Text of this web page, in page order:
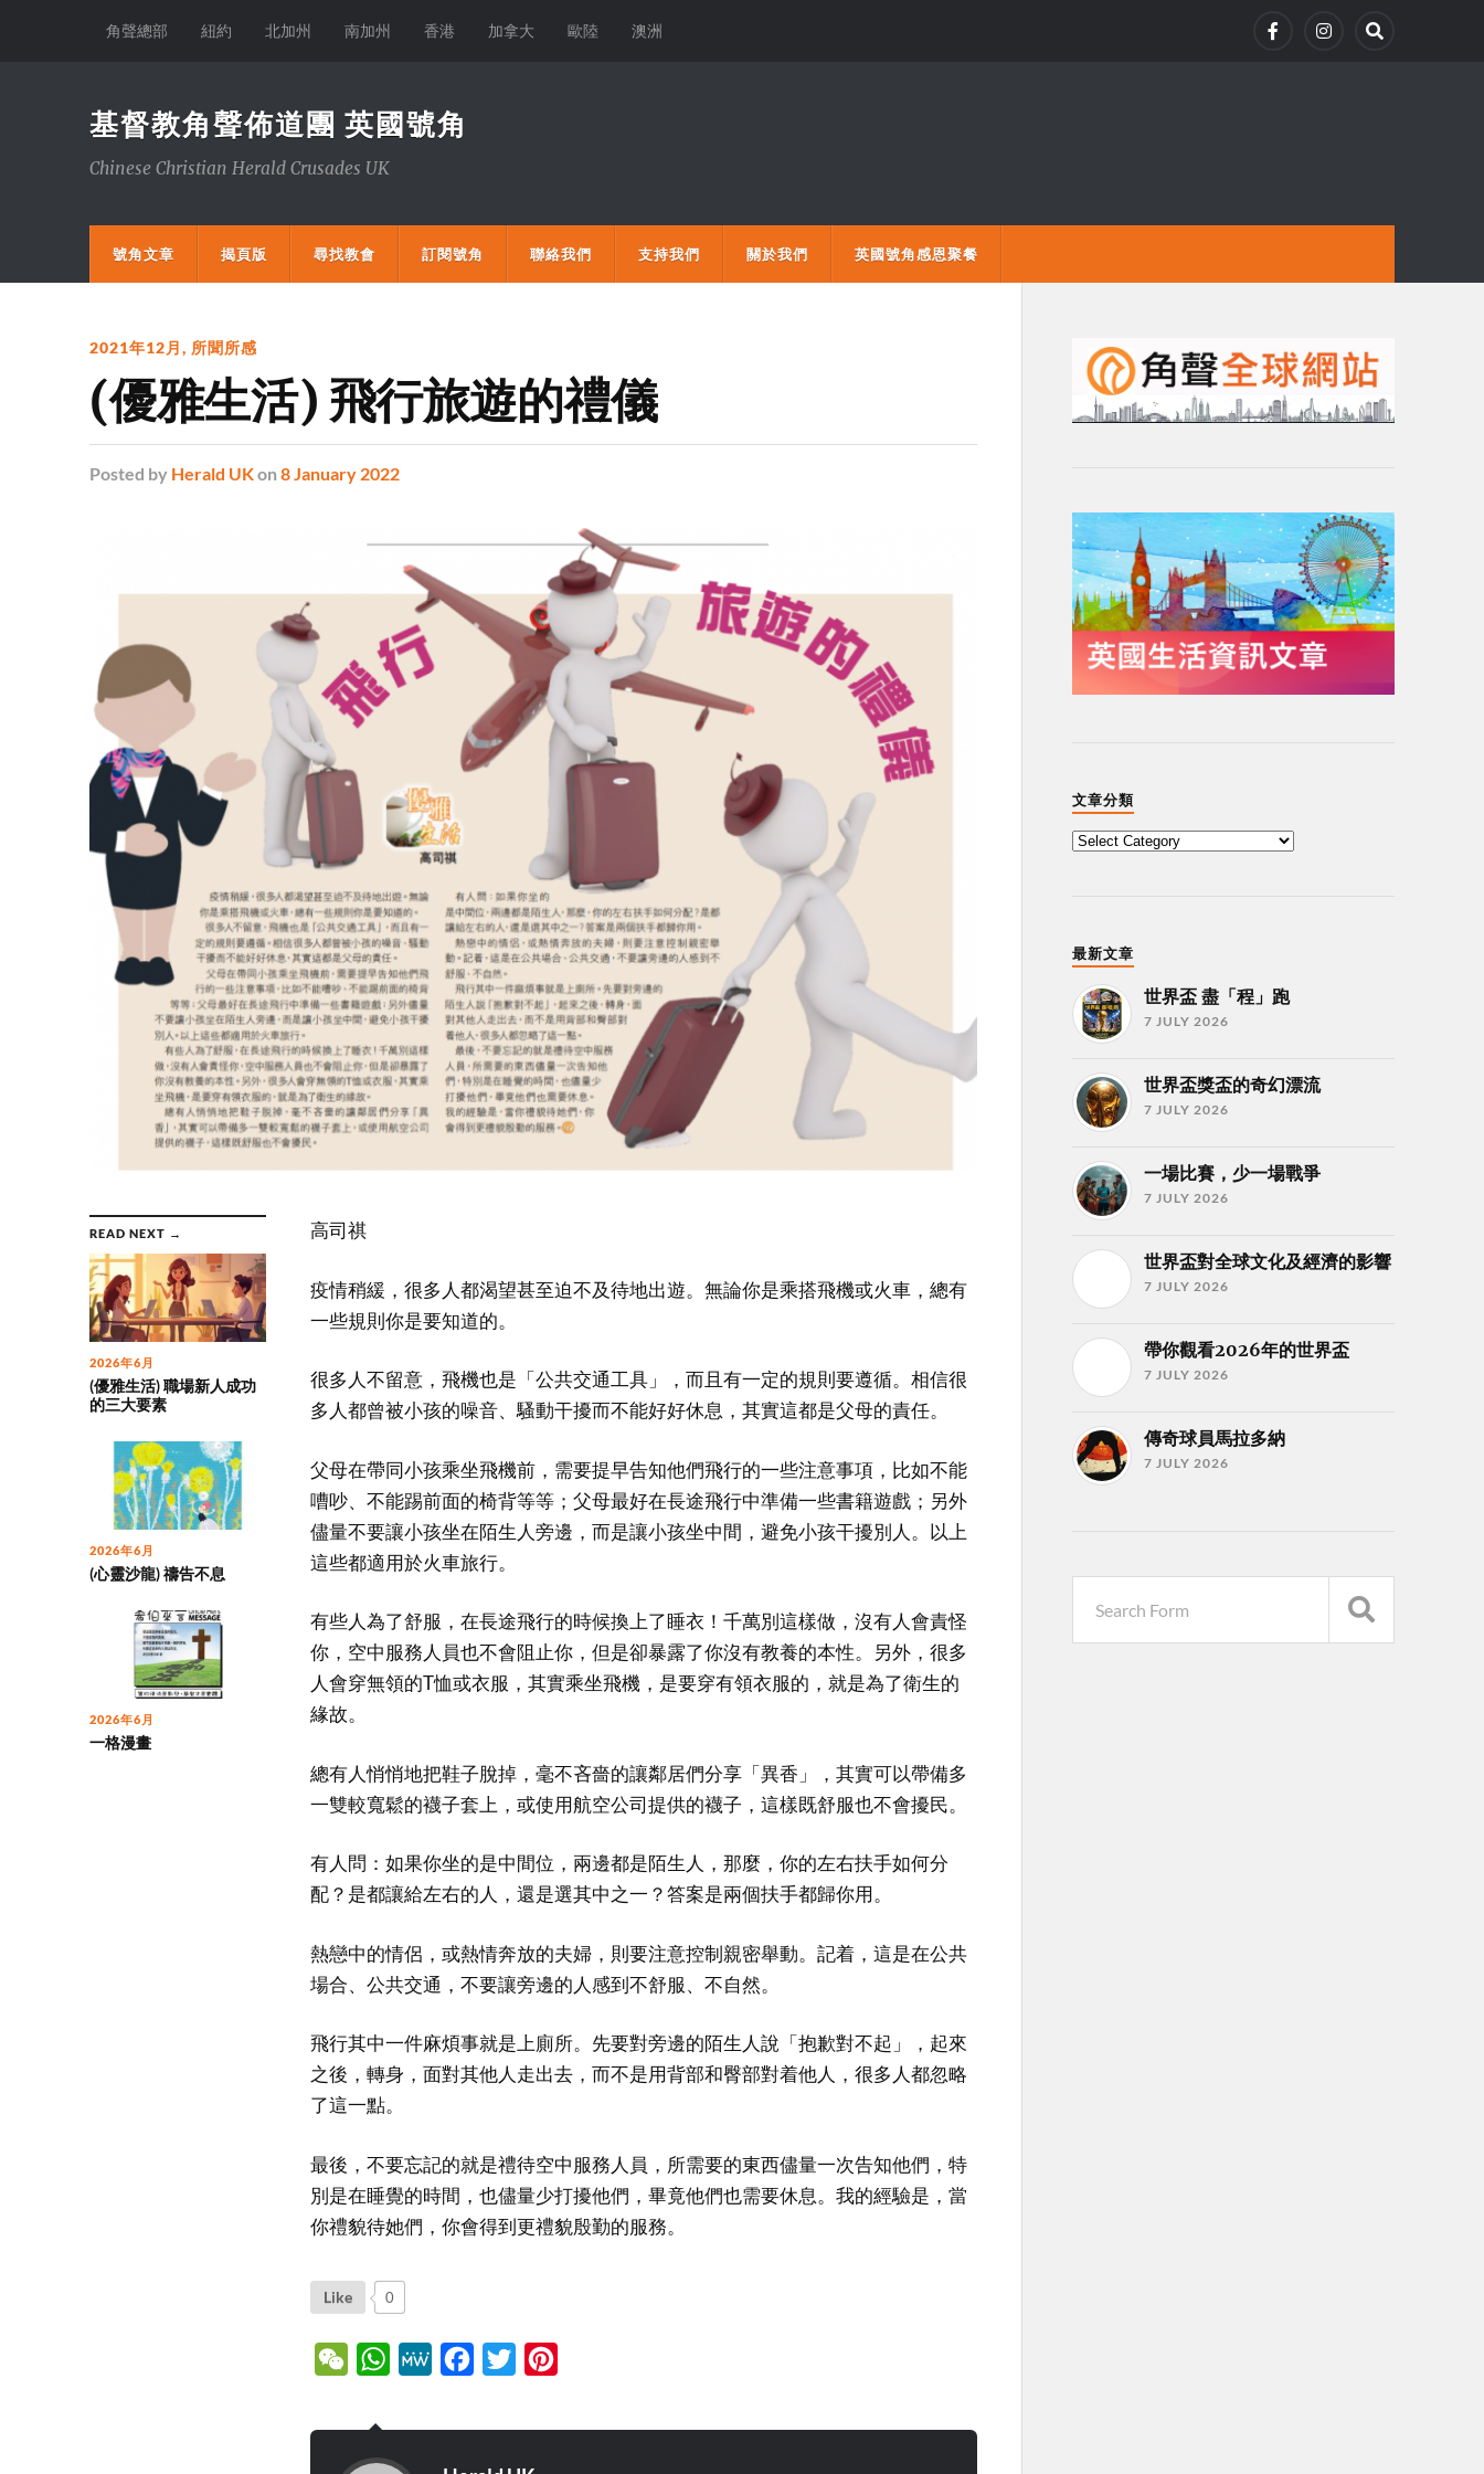
角聲總部 紐約 北加州 南加州 香港 加拿大 歐陸 澳洲
基督教角聲佈道團 英國號角
Chinese Christian Herald Crusades UK
號角文章 揭頁版 尋找教會 訂閱號角 聯絡我們 支持我們 關於我們 英國號角感恩聚餐
2021年12月, 所聞所感
(優雅生活) 飛行旅遊的禮儀
Posted by Herald UKon 8 January 2022
READ NEXT →
2026年6月
(優雅生活) 職場新人成功
的三大要素
2026年6月
(心靈沙龍) 禱告不息
2026年6月
一格漫畫
高司祺
疫情稍緩，很多人都渴望甚至迫不及待地出遊。無論你是乘搭飛機或火車，總有
一些規則你是要知道的。
很多人不留意，飛機也是「公共交通工具」，而且有一定的規則要遵循。相信很
多人都曾被小孩的噪音、騷動干擾而不能好好休息，其實這都是父母的責任。
父母在帶同小孩乘坐飛機前，需要提早告知他們飛行的一些注意事項，比如不能
嘈吵、不能踢前面的椅背等等；父母最好在長途飛行中準備一些書籍遊戲；另外
儘量不要讓小孩坐在陌生人旁邊，而是讓小孩坐中間，避免小孩干擾別人。以上
這些都適用於火車旅行。
有些人為了舒服，在長途飛行的時候換上了睡衣！千萬別這樣做，沒有人會責怪
你，空中服務人員也不會阻止你，但是卻暴露了你沒有教養的本性。另外，很多
人會穿無領的T恤或衣服，其實乘坐飛機，是要穿有領衣服的，就是為了衛生的
緣故。
總有人悄悄地把鞋子脫掉，毫不吝嗇的讓鄰居們分享「異香」，其實可以帶備多
一雙較寬鬆的襪子套上，或使用航空公司提供的襪子，這樣既舒服也不會擾民。
有人問：如果你坐的是中間位，兩邊都是陌生人，那麼，你的左右扶手如何分
配？是都讓給左右的人，還是選其中之一？答案是兩個扶手都歸你用。
熱戀中的情侶，或熱情奔放的夫婦，則要注意控制親密舉動。記着，這是在公共
場合、公共交通，不要讓旁邊的人感到不舒服、不自然。
飛行其中一件麻煩事就是上廁所。先要對旁邊的陌生人說「抱歉對不起」，起來
之後，轉身，面對其他人走出去，而不是用背部和臀部對着他人，很多人都忽略
了這一點。
最後，不要忘記的就是禮待空中服務人員，所需要的東西儘量一次告知他們，特
別是在睡覺的時間，也儘量少打擾他們，畢竟他們也需要休息。我的經驗是，當
你禮貌待她們，你會得到更禮貌殷勤的服務。
Like 0
WeChatWhatsApp
MeWe Facebook
Twitter
文章分類
最新文章
世界盃 盡「程」跑
7 JULY 2026
世界盃獎盃的奇幻漂流
7 JULY 2026
一場比賽，少一場戰爭
7 JULY 2026
世界盃對全球文化及經濟的影響
7 JULY 2026
帶你觀看2026年的世界盃
7 JULY 2026
傳奇球員馬拉多納
7 JULY 2026